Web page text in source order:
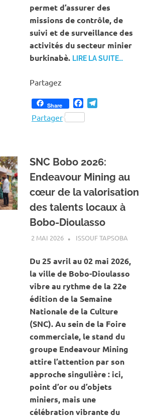
permet d’assurer des
missions de contrôle, de
suivi et de surveillance des
activités du secteur minier
burkinabè. LIRE LA SUITE…
Partagez
Share Facebook
Partager
SNC Bobo 2026:
Endeavour Mining au
cœur de la valorisation
des talents locaux à
Bobo-Dioulasso
2 MAI 2026 ISSOUF TAPSOBA
ART ET
MINES
Du 25 avril au 02 mai 2026,
la ville de Bobo-Dioulasso
vibre au rythme de la 22e
édition de la Semaine
Nationale de la Culture
(SNC). Au sein de la Foire
commerciale, le stand du
groupe Endeavour Mining
attire l’attention par son
approche singulière : ici,
point d’or ou d’objets
miniers, mais une
célébration vibrante du